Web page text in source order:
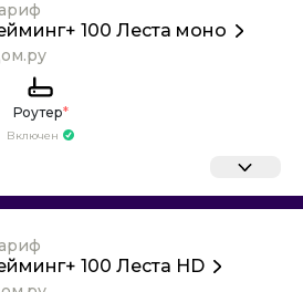
100 Леста моно
Роутер*
Включен
100 Леста HD